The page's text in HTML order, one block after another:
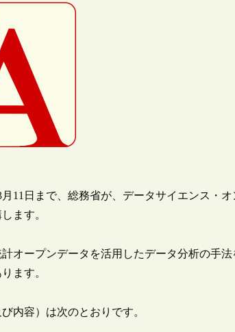
月11日まで、総務省が、データサイエンス・
ます。
オープンデータを活用したデータ分析の手
ます。
内容）は次のとおりです。